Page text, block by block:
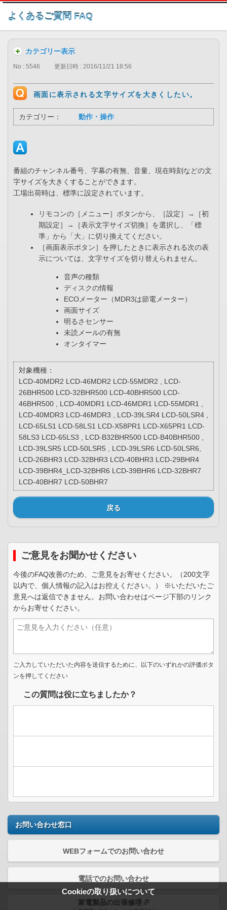
このページの本文へ
よくあるご質問 FAQ
Cookieの取り扱いについて
カテゴリー表示
No : 5546 更新日時 : 2016/11/21 18:56
画面に表示される文字サイズを大きくしたい。
カテゴリー： 動作・操作
番組のチャンネル番号、字幕の有無、音量、現在時刻などの文
字サイズを大きくすることができます。
工場出荷時は、標準に設定されています。
リモコンの［メニュー］ボタンから、［設定］→［初
期設定］→［表示文字サイズ切換］を選択し、「標
準」から「大」に切り換えてください。
［画面表示ボタン］を押したときに表示される次の表
示については、文字サイズを切り替えられません。
音声の種類
ディスクの情報
ECOメーター（MDR3は節電メーター）
画面サイズ
明るさセンサー
未読メールの有無
オンタイマー
対象機種：
LCD-40MDR2 LCD-46MDR2 LCD-55MDR2 , LCD-
26BHR500 LCD-32BHR500 LCD-40BHR500 LCD-
46BHR500 , LCD-40MDR1 LCD-46MDR1 LCD-55MDR1 ,
LCD-40MDR3 LCD-46MDR3 , LCD-39LSR4 LCD-50LSR4 ,
LCD-65LS1 LCD-58LS1 LCD-X58PR1 LCD-X65PR1 LCD-
58LS3 LCD-65LS3 , LCD-B32BHR500 LCD-B40BHR500 ,
LCD-39LSR5 LCD-50LSR5 , LCD-39LSR6 LCD-50LSR6,
LCD-26BHR3 LCD-32BHR3 LCD-40BHR3 LCD-29BHR4
LCD-39BHR4_LCD-32BHR6 LCD-39BHR6 LCD-32BHR7
LCD-40BHR7 LCD-50BHR7
戻る
ご意見をお聞かせください
今後のFAQ改善のため、ご意見をお寄せください。（200文字
以内で、個人情報の記入はお控えください。） ※いただいたご
意見へは返信できません。お問い合わせはページ下部のリンク
からお寄せください。
ご入力していただいた内容を送信するために、以下のいずれかの評価ボタ
ンを押してください
この質問は役に立ちましたか？
お問い合わせ窓口
WEBフォームでのお問い合わせ
電話でのお問い合わせ
家電製品の出張修理